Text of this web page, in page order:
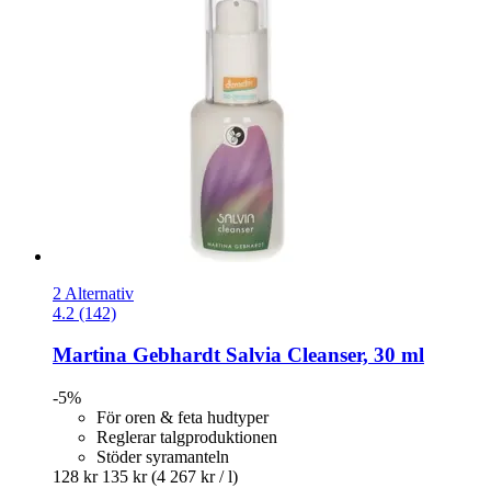
2 Alternativ
4.2 (142)
Martina GebhardtSalvia Cleanser, 30 ml
-5%
För oren & feta hudtyper
Reglerar talgproduktionen
Stöder syramanteln
128 kr 135 kr (4 267 kr / l)